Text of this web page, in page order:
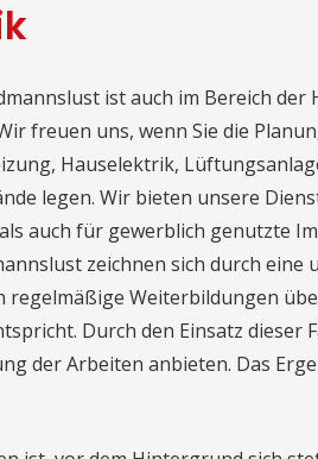
ist auch im Bereich der
freuen uns, wenn Sie die
Hauselektrik,
legen. Wir bieten unsere
auch für gewerblich genutzte
zeichnen sich durch eine
regelmäßige Weiterbildungen
Durch den Einsatz dieser
der Arbeiten anbieten. Das